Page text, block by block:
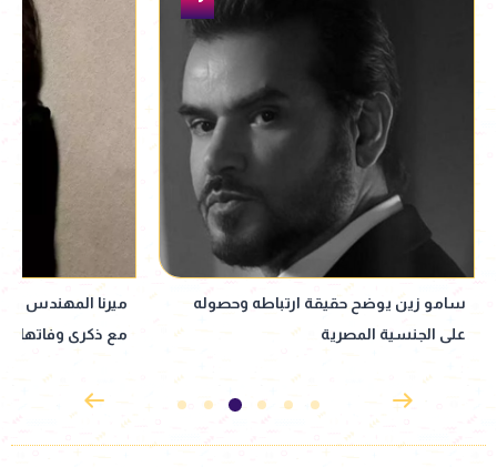
ميرنا المهندس تتصدر تريند جوجل بالتزامن
مع ذكرى وفاتها
مجدي الهواري
الحكاية الرابعة